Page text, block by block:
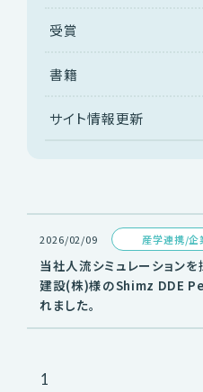
受賞
書籍
サイト情報更新
2026/02/09 産学連携/企
当社人流シミュレーション
建設(株)様のShimz DDE
れました。
1